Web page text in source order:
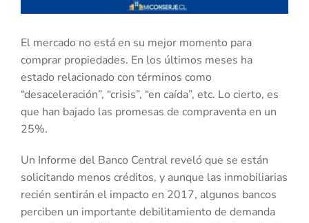
El mercado no está en su mejor momento para
comprar propiedades. En los últimos meses ha
estado relacionado con términos como
“desaceleración”, “crisis”, “en caída”, etc. Lo cierto, es
que han bajado las promesas de compraventa en un
25%.
Un Informe del Banco Central reveló que se están
solicitando menos créditos, y aunque las inmobiliarias
recién sentirán el impacto en 2017, algunos bancos
perciben un importante debilitamiento de demanda